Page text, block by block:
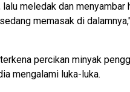
meledak dan
memasak di
percikan minyak
mengalami luka-luka.